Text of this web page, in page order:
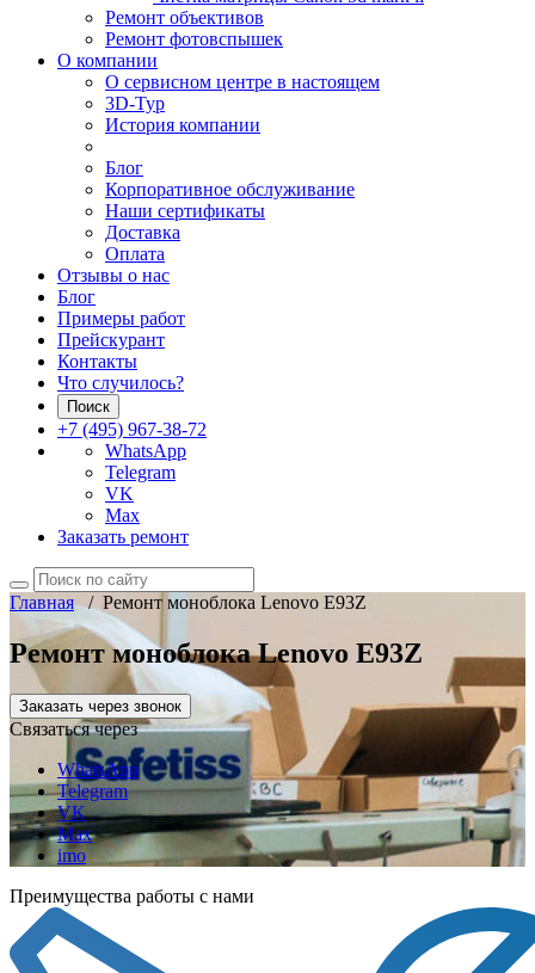
Ремонт объективов
Ремонт фотовспышек
О компании
О сервисном центре в настоящем
3D-Тур
История компании
Блог
Корпоративное обслуживание
Наши сертификаты
Доставка
Оплата
Отзывы о нас
Блог
Примеры работ
Прейскурант
Контакты
Что случилось?
Поиск
+7 (495) 967-38-72
WhatsApp
Telegram
VK
Max
Заказать ремонт
Главная/ Ремонт моноблока Lenovo E93Z
Ремонт моноблока Lenovo E93Z
Заказать через звонок
Связаться через
WhatsApp
Telegram
VK
Max
imo
Преимущества работы с нами